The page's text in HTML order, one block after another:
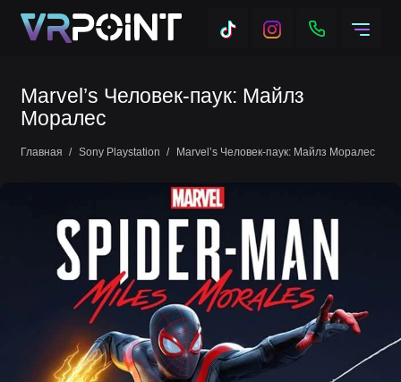
Marvel’s Человек-паук: Майлз
Моралес
Главная Sony Playstation Marvel’s Человек-паук: Майлз Моралес